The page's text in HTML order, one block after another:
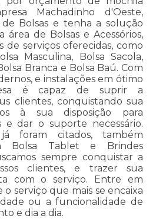
Machadinho d'Oeste,
Bolsas e tenha a solução
de Bolsas e Acessórios,
de serviços oferecidas, como
Masculina, Bolsa Sacola,
Branca e Bolsa Baú. Com
e instalações em ótimo
é capaz de suprir a
clientes, conquistando sua
à sua disposição para
e dar o suporte necessário.
foram citados, também
Bolsa Tablet e Brindes
sempre conquistar a
clientes, e trazer sua
com o serviço. Entre em
serviço que mais se encaixa
ou a funcionalidade de
e dia a dia.